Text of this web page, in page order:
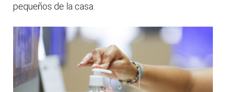
pequeños de la casa.